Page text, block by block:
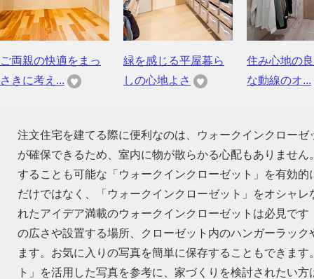
ご両親の快適をまっ
さきに考え...
緑を感じる平屋暮ら
しの心地よさ
住み心地の
な動線のオ...
注文住宅を建てる際に便利なのは、ウォークインクロー
が確保できるため、室内に物が散らかる心配もありませ
することも可能な「ウォークインクローゼット」を有効
だけではなく、「ウォークインクローゼット」をオシャ
れたアイデア満載のウォークインクローゼットは必見で
の広さや設置する場所、クローゼット内のハンガーラッ
ます。お気に入りの写真を簡単に保存することもできま
ト」を活用した写真を参考に、家づくりを検討されたい